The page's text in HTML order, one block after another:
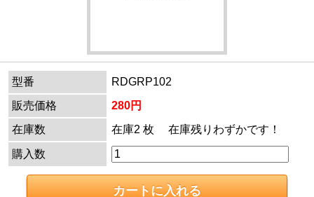
型番
RDGRP102
販売価格
280円
在庫数
在庫2 枚 在庫残りわずかです！
購入数